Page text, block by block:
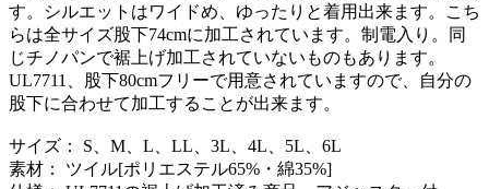
す。シルエットはワイドめ、ゆったりと着用出来ます。こち
らは全サイズ股下74cmに加工されています。制電入り。同
じチノパンで裾上げ加工されていないものもあります。
UL7711、股下80cmフリーで用意されていますので、自分の
股下に合わせて加工することが出来ます。
サイズ： S、M、L、LL、3L、4L、5L、6L
素材： ツイル[ポリエステル65%・綿35%]